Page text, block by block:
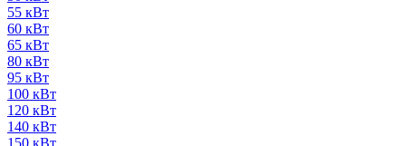
55 кВт
60 кВт
65 кВт
80 кВт
95 кВт
100 кВт
120 кВт
140 кВт
150 кВт